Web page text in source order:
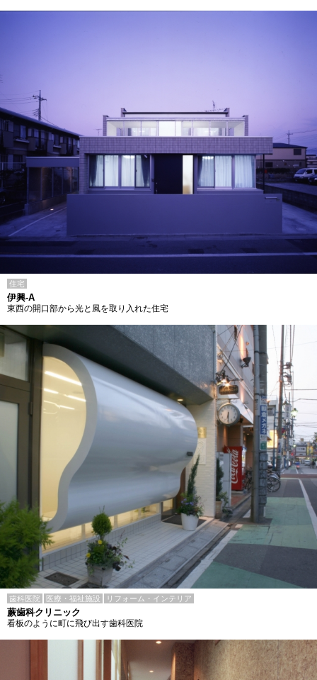
住宅
伊興-A
東西の開口部から光と風を取り入れた住宅
歯科医院 医療・福祉施設 リフォーム・インテリア
蕨歯科クリニック
看板のように町に飛び出す歯科医院